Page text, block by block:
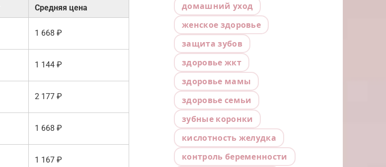
Средняя цена
1 668 ₽
1 144 ₽
2 177 ₽
1 668 ₽
1 167 ₽
домашний уход
женское здоровье
защита зубов
здоровье жкт
здоровье мамы
здоровье семьи
зубные коронки
кислотность желудка
контроль беременности